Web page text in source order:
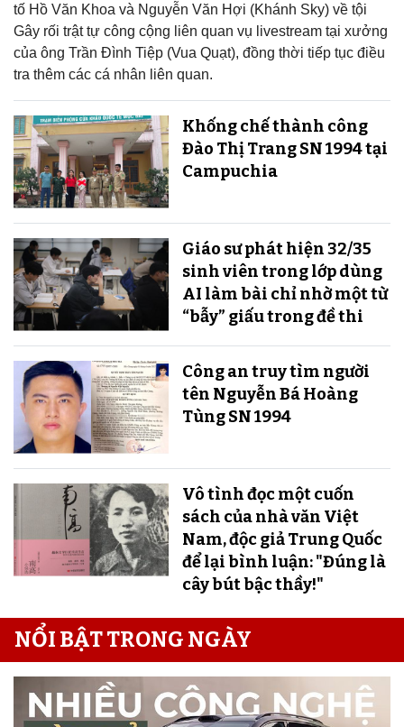
tố Hồ Văn Khoa và Nguyễn Văn Hợi (Khánh Sky) về tội
Gây rối trật tự công cộng liên quan vụ livestream tại xưởng
của ông Trần Đình Tiệp (Vua Quạt), đồng thời tiếp tục điều
tra thêm các cá nhân liên quan.
Khống chế thành công
Đào Thị Trang SN 1994 tại
Campuchia
Giáo sư phát hiện 32/35
sinh viên trong lớp dùng
AI làm bài chỉ nhờ một từ
“bẫy” giấu trong đề thi
Công an truy tìm người
tên Nguyễn Bá Hoàng
Tùng SN 1994
Vô tình đọc một cuốn
sách của nhà văn Việt
Nam, độc giả Trung Quốc
để lại bình luận: "Đúng là
cây bút bậc thầy!"
NỔI BẬT TRONG NGÀY